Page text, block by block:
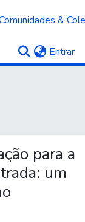
&
Entrar
para a
um